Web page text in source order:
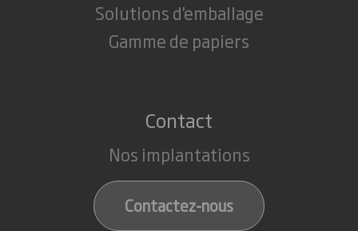
Solutions d'emballage
Gamme de papiers
Contact
Nos implantations
Contactez-nous